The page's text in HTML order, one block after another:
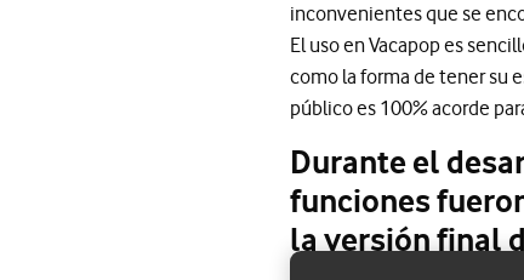
inconvenientes que se
El uso en Vacapop es
como la forma de tener su
público es 100% acorde
Durante el
funciones
la versión final